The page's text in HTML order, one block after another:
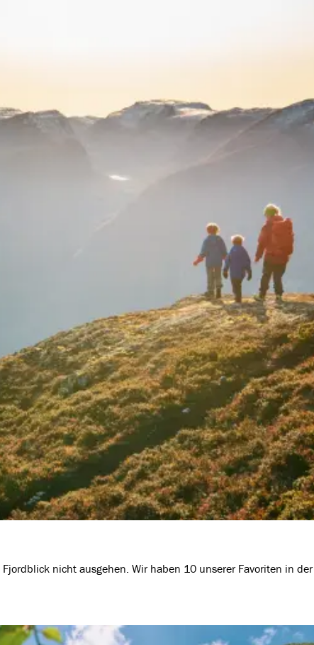
nicht ausgehen. Wir haben 10 unserer Favoriten in der